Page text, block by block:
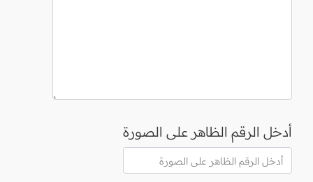
أدخل الرقم الظاهر على الصورة